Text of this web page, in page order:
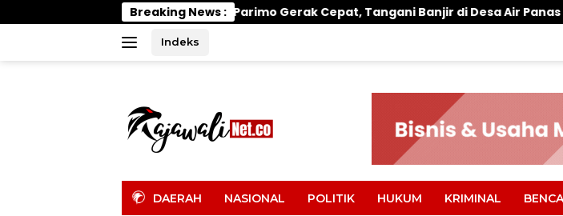
ke
Breaking News :
Wabup Parimo Gerak Cepat, Tangani Banjir di Desa Air Panas Warung
Indeks
DAERAH NASIONAL POLITIK HUKUM KRIMINAL